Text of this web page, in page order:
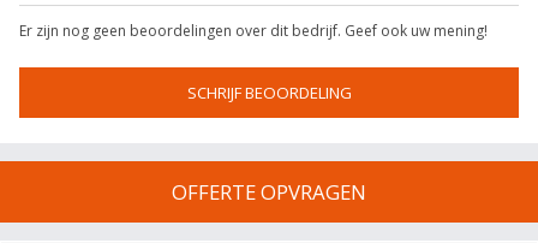
Er zijn nog geen beoordelingen over dit bedrijf. Geef ook uw mening!
SCHRIJF BEOORDELING
OFFERTE OPVRAGEN